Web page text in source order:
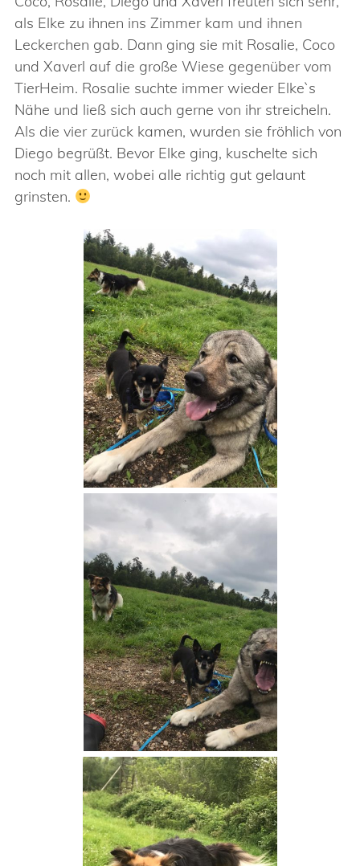
als Elke zu ihnen ins Zimmer kam und ihnen
Leckerchen gab. Dann ging sie mit Rosalie, Coco
und Xaverl auf die große Wiese gegenüber vom
TierHeim. Rosalie suchte immer wieder Elke`s
Nähe und ließ sich auch gerne von ihr streicheln.
Als die vier zurück kamen, wurden sie fröhlich von
Diego begrüßt. Bevor Elke ging, kuschelte sich
noch mit allen, wobei alle richtig gut gelaunt
grinsten.